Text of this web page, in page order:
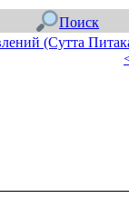
Поиск
(Сутта